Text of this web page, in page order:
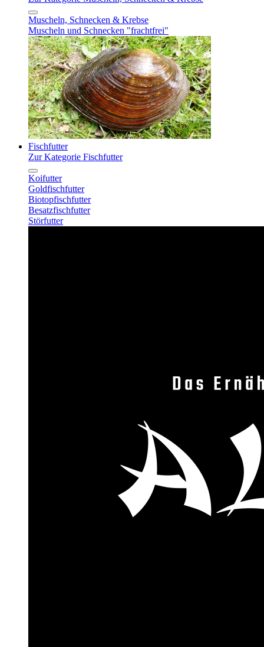
Muscheln, Schnecken & Krebse
Muscheln und Schnecken "frachtfrei"
Fischfutter
Zur Kategorie Fischfutter
Koifutter
Goldfischfutter
Biotopfischfutter
Besatzfischfutter
Störfutter